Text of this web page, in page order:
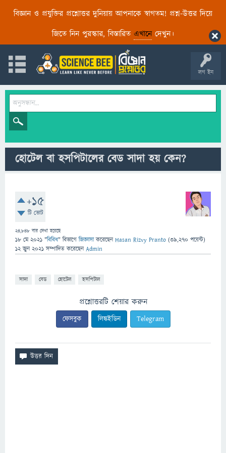
বিজ্ঞান ও প্রযুক্তির প্রশ্নোত্তর দুনিয়ায় আপনাকে স্বাগতম! প্রশ্ন-উত্তর দিয়ে
জিতে নিন পুরস্কার, বিস্তারিত এখানেদেখুন।
লগ ইন
হোটেল বা হসপিটালের বেড সাদা হয় কেন?
+15
টি ভোট
24,848 বার দেখা হয়েছে
18 মে 2021 "বিবিধ" বিভাগে জিজ্ঞাসাকরেছেনHasan Rizvy Pranto (39,270 পয়েন্ট)
12 জুন 2021 সম্পাদিত করেছেনAdmin
সাদা বেড হোটেল হসপিটাল
প্রশ্নোত্তরটি শেয়ার করুন
ফেসবুক লিঙ্কইডিন Telegram